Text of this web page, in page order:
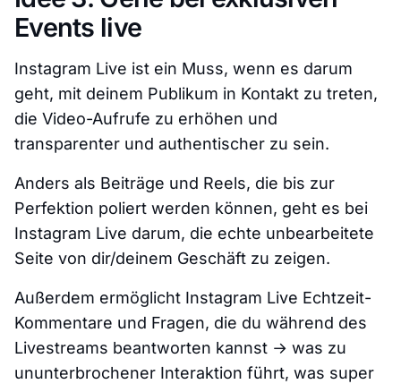
Events live
Instagram Live ist ein Muss, wenn es darum
geht, mit deinem Publikum in Kontakt zu treten,
die Video-Aufrufe zu erhöhen und
transparenter und authentischer zu sein.
Anders als Beiträge und Reels, die bis zur
Perfektion poliert werden können, geht es bei
Instagram Live darum, die echte unbearbeitete
Seite von dir/deinem Geschäft zu zeigen.
Außerdem ermöglicht Instagram Live Echtzeit-
Kommentare und Fragen, die du während des
Livestreams beantworten kannst → was zu
ununterbrochener Interaktion führt, was super